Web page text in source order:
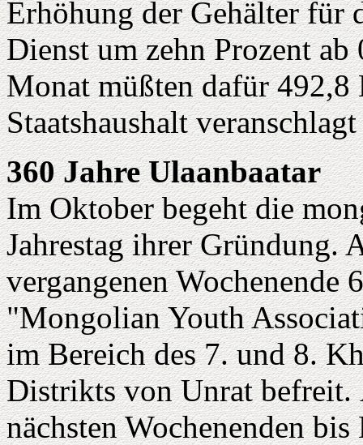
Erhöhung der Gehälter für
Dienst um zehn Prozent
Monat müßten dafür
Staatshaushalt
360 Jahre Ulaanbaatar
Im Oktober begeht die
Jahrestag ihrer Gründung.
vergangenen Wochenende
"Mongolian Youth
im Bereich des 7. und 8.
Distrikts von Unrat befreit.
nächsten Wochenenden